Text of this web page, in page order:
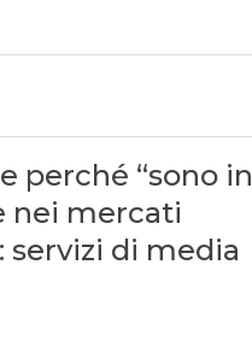
perché “sono in
nei mercati
di media